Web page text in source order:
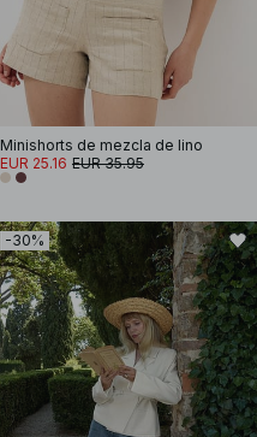
Minishorts de mezcla de lino
EUR 25.16 EUR 35.95
-30%